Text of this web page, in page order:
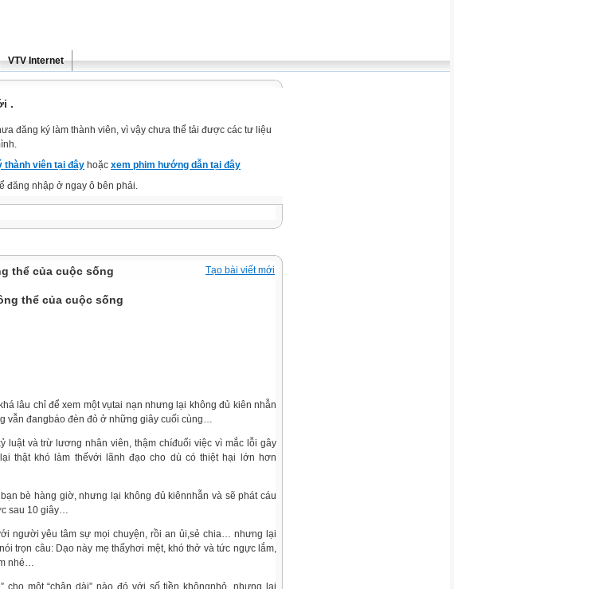
VTV Internet
.
đăng ký làm thành viên, vì vậy chưa thể tải được các tư liệu
thành viên tại đây hoặc xem phim hướng dẫn tại đây
đăng nhập ở ngay ô bên phải.
Tạo bài viết mới
thể của cuộc sống
thể của cuộc sống
lâu chỉ để xem một vụtai nạn nhưng lại không đủ kiên nhẫn
vẫn đangbáo đèn đỏ ở những giây cuối cùng…
luật và trừ lương nhân viên, thậm chíđuổi việc vì mắc lỗi gây
thật khó làm thếvới lãnh đạo cho dù có thiệt hại lớn hơn
bè hàng giờ, nhưng lại không đủ kiênnhẫn và sẽ phát cáu
sau 10 giây…
người yêu tâm sự mọi chuyện, rồi an ủi,sẻ chia… nhưng lại
trọn câu: Dạo này mẹ thấyhơi mệt, khó thở và tức ngực lắm,
nhé…
cho một “chân dài” nào đó với số tiền khôngnhỏ, nhưng lại